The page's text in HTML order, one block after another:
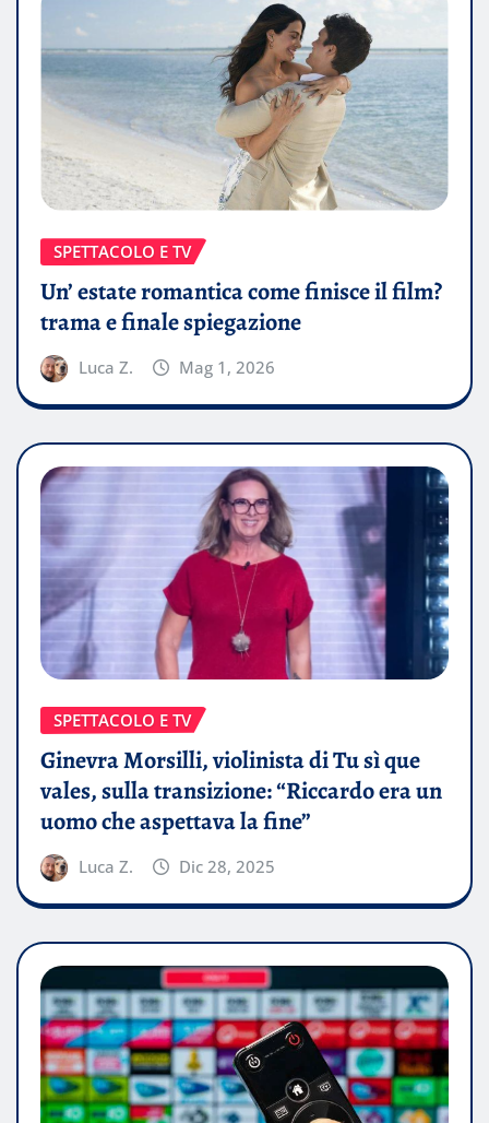
SPETTACOLO E TV
Un’ estate romantica come finisce il film?
trama e finale spiegazione
Luca Z. Mag 1, 2026
SPETTACOLO E TV
Ginevra Morsilli, violinista di Tu sì que
vales, sulla transizione: “Riccardo era un
uomo che aspettava la fine”
Luca Z. Dic 28, 2025